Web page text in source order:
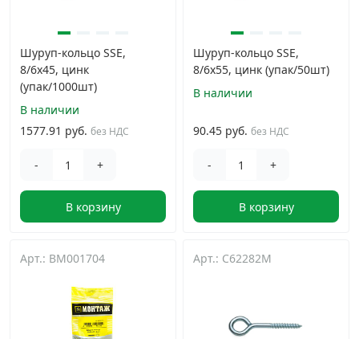
Шуруп-кольцо SSE,
8/6х45, цинк
(упак/1000шт)
В наличии
1577.91 руб. без НДС
- +
В корзину
Шуруп-кольцо SSE,
8/6х55, цинк (упак/50шт)
В наличии
90.45 руб. без НДС
- +
В корзину
Арт.: BM001704 Арт.: C62282M